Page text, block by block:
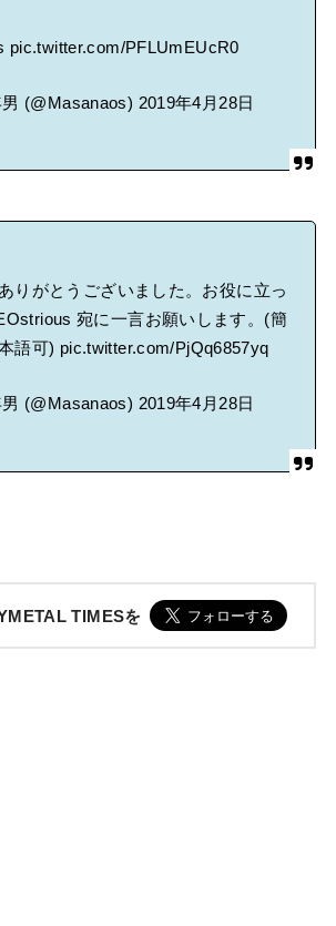
pic.twitter.com/PFLUmEUcR0
(@Masanaos) 2019年4月28日
りがとうございました。お役に立っ
宛に一言お願いします。(簡
語可) pic.twitter.com/PjQq6857yq
(@Masanaos) 2019年4月28日
TIMESを